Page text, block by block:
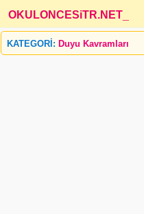
OKULONCESiTR.NET
KATEGORİ: Duyu Kavramları